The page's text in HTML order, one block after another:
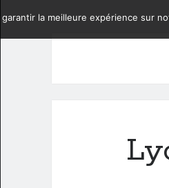
la meilleure expérience sur